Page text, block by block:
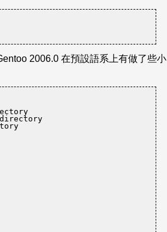
2006.0 在預設語系上有做了些小